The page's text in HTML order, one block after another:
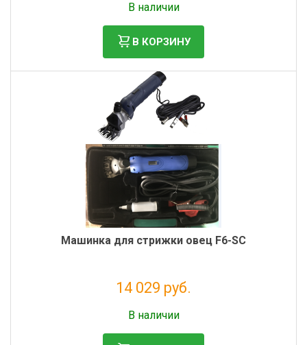
В наличии
В КОРЗИНУ
Машинка для стрижки овец F6-SC
14 029 руб.
В наличии